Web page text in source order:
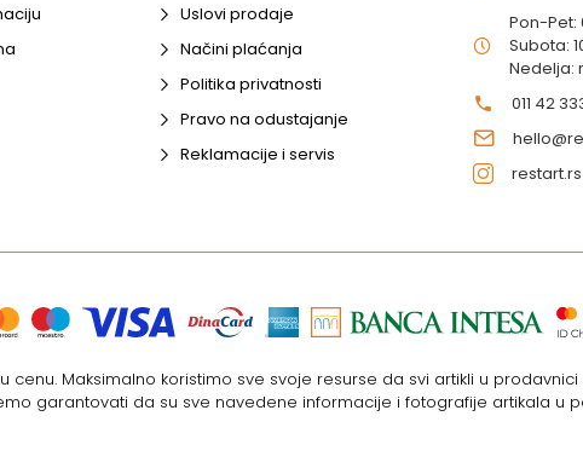
Uslovi prodaje
Načini plaćanja
Politika privatnosti
Pravo na odustajanje
Reklamacije i servis
Pon-Pet:
Subota:
Nedelja:
011 42
restart.rs
cenu. Maksimalno koristimo sve svoje resurse da svi artikli u
garantovati da su sve navedene informacije i fotografije artikala u